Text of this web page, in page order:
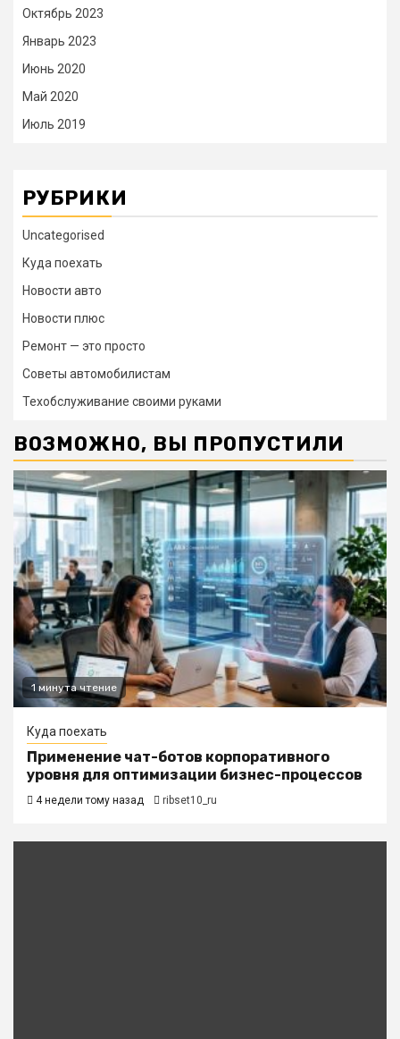
Октябрь 2023
Январь 2023
Июнь 2020
Май 2020
Июль 2019
РУБРИКИ
Uncategorised
Куда поехать
Новости авто
Новости плюс
Ремонт — это просто
Советы автомобилистам
Техобслуживание своими руками
ВОЗМОЖНО, ВЫ ПРОПУСТИЛИ
1 минута чтение
Куда поехать
Применение чат-ботов корпоративного
уровня для оптимизации бизнес-процессов
4 недели тому назад ribset10_ru